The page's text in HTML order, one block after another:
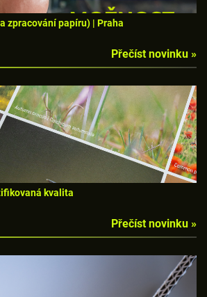
zpracování papíru) | Praha
Přečíst novinku »
kvalita
Přečíst novinku »